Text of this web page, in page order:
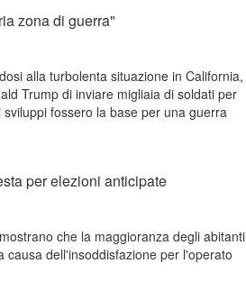
zona di guerra"
alla turbolenta situazione in California,
Trump di inviare migliaia di soldati per
fossero la base per una guerra
per elezioni anticipate
che la maggioranza degli abitanti
causa dell'insoddisfazione per l'operato